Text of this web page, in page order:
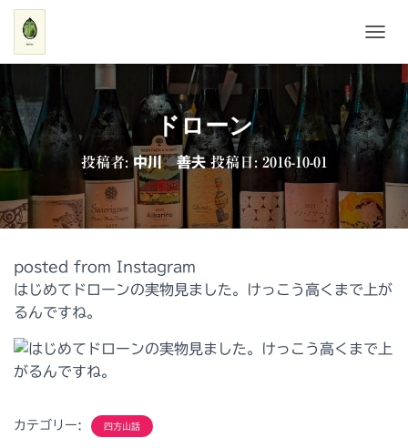
ビ
シ
ョ
ン
り
替
ドローン
投稿者: 中川 善夫投稿日:2016-10-01
posted from Instagram
はじめてドローンの実物見ました。けっこう高くまで上が
るんですね。
カテゴリー: 四方山話